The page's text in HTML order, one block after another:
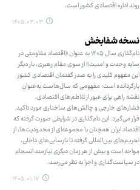
روند اداره اقتصادی کشور است.
۱۴۰۵.۰۳.۰۳
نسخه شفابخش
نام‌گذاری سال ۱۴۰۵ به عنوان «اقتصاد مقاومتی در
سایه وحدت و امنیت» از سوی مقام رهبری، بار دیگر
این مفهوم کلیدی را به صدر گفتمان اقتصادی کشور
بازگردانده است؛ مفهومی که سال‌هاست به‌عنوان
نقشه راهی برای عبور از تلاطم‌های اقتصادی،
فشارهای خارجی و چالش‌های ساختاری مورد تاکید
قرار می‌گیرد. این نام‌گذاری در شرایطی صورت گرفته که
اقتصاد ایران همچنان با مجموعه‌ای از محدودیت‌ها، از
تحریم‌های بین‌المللی گرفته تا نارسایی‌های داخلی،
مواجه است و بیش از هر زمان دیگری نیازمند انسجام
در سیاست‌گذاری و اجرا به نظر می‌رسد.
۱۴۰۵.۰۱.۱۷